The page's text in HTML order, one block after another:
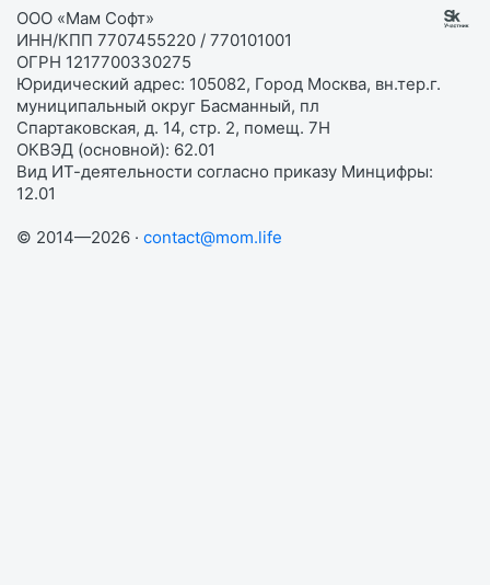
ООО «Мам Софт»
ИНН/КПП 7707455220 / 770101001
ОГРН 1217700330275
Юридический адрес: 105082, Город Москва, вн.тер.г.
муниципальный округ Басманный, пл
Спартаковская, д. 14, стр. 2, помещ. 7Н
ОКВЭД (основной): 62.01
Вид ИТ-деятельности согласно приказу Минцифры:
12.01
© 2014—2026 · contact@mom.life